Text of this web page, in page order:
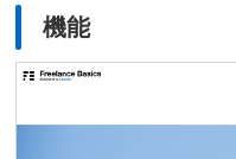
機能